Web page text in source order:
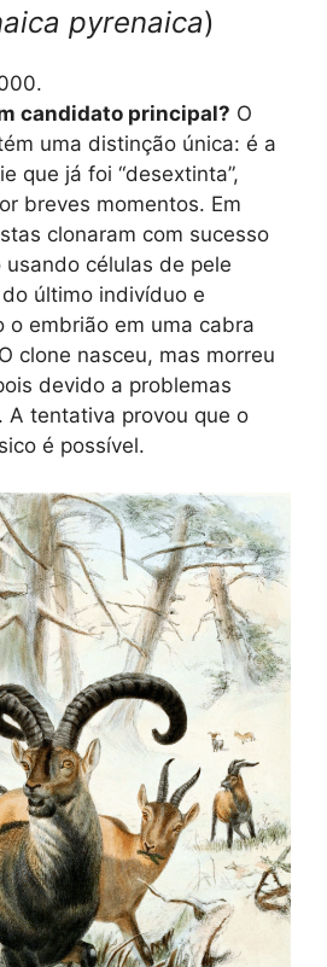
pyrenaica)
candidato principal? O
uma distinção única: é a
que já foi “desextinta”,
breves momentos. Em
clonaram com sucesso
usando células de pele
último indivíduo e
o embrião em uma cabra
clone nasceu, mas morreu
devido a problemas
A tentativa provou que o
é possível.